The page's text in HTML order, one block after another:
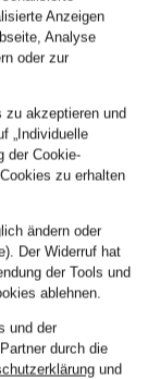
Anzeigen
Analyse
oder zur
zu akzeptieren und
„Individuelle
der Cookie-
zu erhalten
ändern oder
Der Widerruf hat
der Tools und
ablehnen.
und der
durch die
und